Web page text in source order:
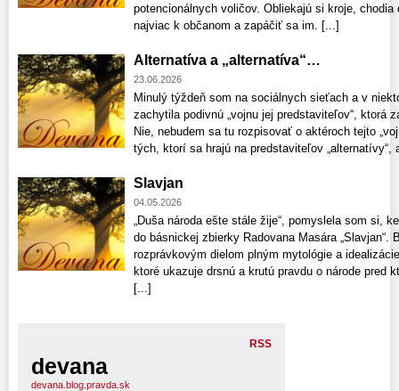
potencionálnych voličov. Obliekajú si kroje,
najviac k občanom a zapáčiť sa im. [...]
Alternatíva a „alternatíva“…
23.06.2026
Minulý týždeň som na sociálnych sieťach a v
zachytila podivnú „vojnu jej predstaviteľov“, ktorá
Nie, nebudem sa tu rozpisovať o aktéroch tejto
tých, ktorí sa hrajú na predstaviteľov „alternatívy“,
Slavjan
04.05.2026
„Duša národa ešte stále žije“, pomyslela som si,
do básnickej zbierky Radovana Masára „Slavjan“.
rozprávkovým dielom plným mytológie a
ktoré ukazuje drsnú a krutú pravdu o národe pred
[...]
RSS
devana
devana.blog.pravda.sk